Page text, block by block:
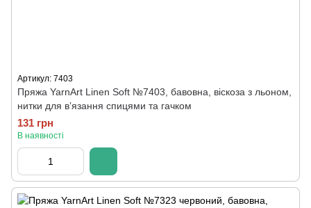
Артикул: 7403
Пряжа YarnArt Linen Soft №7403, бавовна, віскоза з льоном,
нитки для вʼязання спицями та гачком
131 грн
В наявності